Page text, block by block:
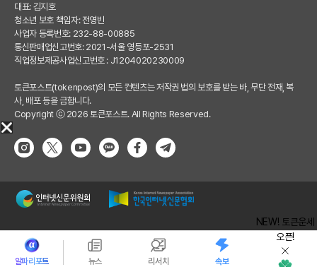
알파리포트 뉴스 리서치 속보
NEW! 토큰운세
오픈!
대표: 김지호
청소년 보호 책임자: 전영빈
사업자 등록번호: 232-88-00885
통신판매업신고번호: 2021-서울 영등포-2531
직업정보제공사업신고번호 : J1204020230009
토큰포스트(tokenpost)의 모든 컨텐츠는 저작권 법의 보호를 받는 바, 무단 전재, 복
사, 배포 등을 금합니다.
Copyright ⓒ 2026 토큰포스트. All Rights Reserved.